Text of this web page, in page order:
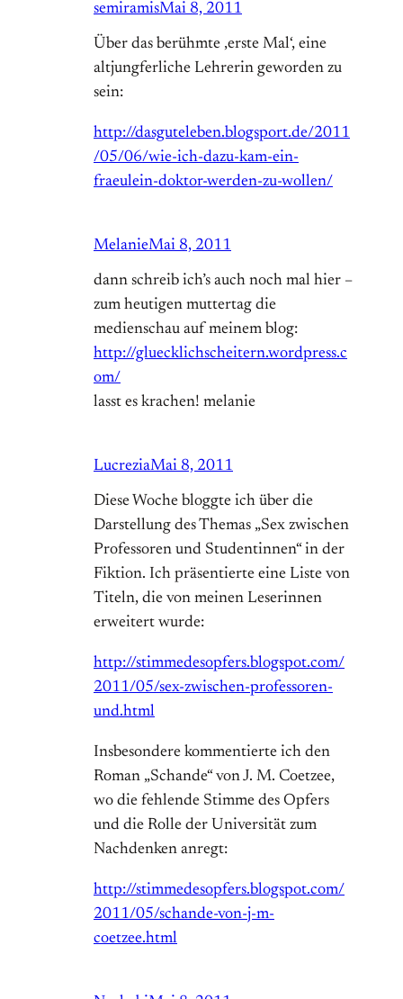
semiramisMai 8, 2011
Über das berühmte ‚erste Mal‘, eine
altjungferliche Lehrerin geworden zu
sein:
http://dasguteleben.blogsport.de/2011
/05/06/wie-ich-dazu-kam-ein-
fraeulein-doktor-werden-zu-wollen/
MelanieMai 8, 2011
dann schreib ich’s auch noch mal hier –
zum heutigen muttertag die
medienschau auf meinem blog:
http://gluecklichscheitern.wordpress.c
om/
lasst es krachen! melanie
LucreziaMai 8, 2011
Diese Woche bloggte ich über die
Darstellung des Themas „Sex zwischen
Professoren und Studentinnen“ in der
Fiktion. Ich präsentierte eine Liste von
Titeln, die von meinen Leserinnen
erweitert wurde:
http://stimmedesopfers.blogspot.com/
2011/05/sex-zwischen-professoren-
und.html
Insbesondere kommentierte ich den
Roman „Schande“ von J. M. Coetzee,
wo die fehlende Stimme des Opfers
und die Rolle der Universität zum
Nachdenken anregt:
http://stimmedesopfers.blogspot.com/
2011/05/schande-von-j-m-
coetzee.html